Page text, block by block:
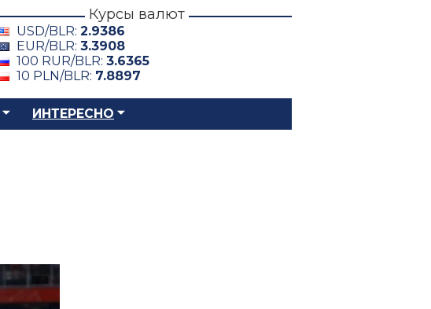
Курсы валют
USD/BLR: 2.9386
EUR/BLR: 3.3908
100 RUR/BLR: 3.6365
10 PLN/BLR: 7.8897
ИНТЕРЕСНО